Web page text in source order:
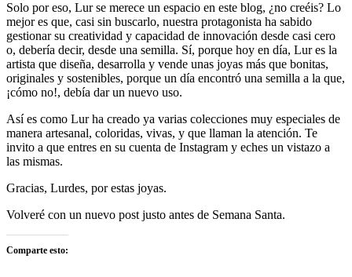
Solo por eso, Lur se merece un espacio en este blog, ¿no creéis? Lo
mejor es que, casi sin buscarlo, nuestra protagonista ha sabido
gestionar su creatividad y capacidad de innovación desde casi cero
o, debería decir, desde una semilla. Sí, porque hoy en día, Lur es la
artista que diseña, desarrolla y vende unas joyas más que bonitas,
originales y sostenibles, porque un día encontró una semilla a la que,
¡cómo no!, debía dar un nuevo uso.
Así es como Lur ha creado ya varias colecciones muy especiales de
manera artesanal, coloridas, vivas, y que llaman la atención. Te
invito a que entres en su cuenta de Instagram y eches un vistazo a
las mismas.
Gracias, Lurdes, por estas joyas.
Volveré con un nuevo post justo antes de Semana Santa.
Comparte esto: